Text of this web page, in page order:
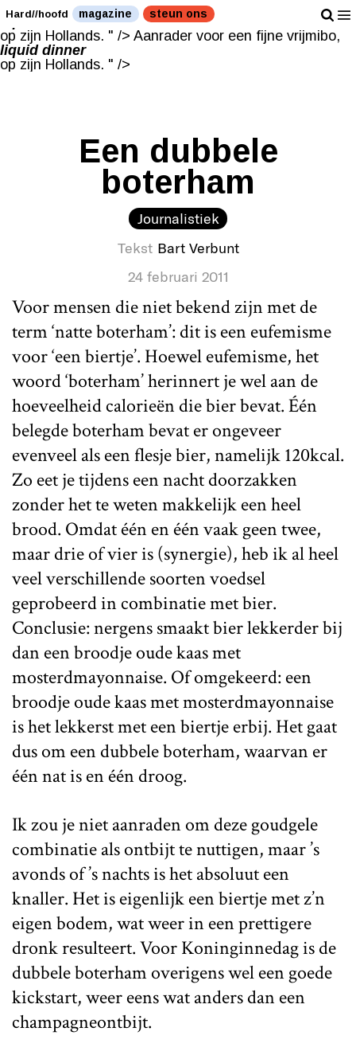
Aanrader voor een fijne vrijmibo,
liquid dinner
op zijn Hollands. " /> Aanrader voor een fijne vrijmibo,
liquid dinner
op zijn Hollands. " />
Hard//hoofd magazine steun ons
Een dubbele
boterham
Journalistiek
Tekst Bart Verbunt
24 februari 2011
Voor mensen die niet bekend zijn met de
term ‘natte boterham’: dit is een eufemisme
voor ‘een biertje’. Hoewel eufemisme, het
woord ‘boterham’ herinnert je wel aan de
hoeveelheid calorieën die bier bevat. Één
belegde boterham bevat er ongeveer
evenveel als een flesje bier, namelijk 120kcal.
Zo eet je tijdens een nacht doorzakken
zonder het te weten makkelijk een heel
brood. Omdat één en één vaak geen twee,
maar drie of vier is (synergie), heb ik al heel
veel verschillende soorten voedsel
geprobeerd in combinatie met bier.
Conclusie: nergens smaakt bier lekkerder bij
dan een broodje oude kaas met
mosterdmayonnaise. Of omgekeerd: een
broodje oude kaas met mosterdmayonnaise
is het lekkerst met een biertje erbij. Het gaat
dus om een dubbele boterham, waarvan er
één nat is en één droog.
Ik zou je niet aanraden om deze goudgele
combinatie als ontbijt te nuttigen, maar ’s
avonds of ’s nachts is het absoluut een
knaller. Het is eigenlijk een biertje met z’n
eigen bodem, wat weer in een prettigere
dronk resulteert. Voor Koninginnedag is de
dubbele boterham overigens wel een goede
kickstart, weer eens wat anders dan een
champagneontbijt.